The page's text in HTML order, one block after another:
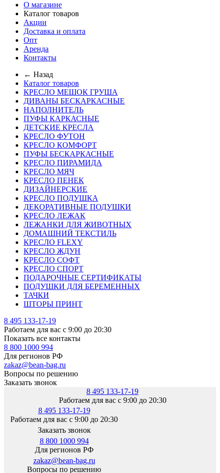
О магазине
Каталог товаров
Акции
Доставка и оплата
Опт
Аренда
Контакты
← Назад
Каталог товаров
КРЕСЛО МЕШОК ГРУША
ДИВАНЫ БЕСКАРКАСНЫЕ
НАПОЛНИТЕЛЬ
ПУФЫ КАРКАСНЫЕ
ДЕТСКИЕ КРЕСЛА
КРЕСЛО ФУТОН
КРЕСЛО КОМФОРТ
ПУФЫ БЕСКАРКАСНЫЕ
КРЕСЛО ПИРАМИДА
КРЕСЛО МЯЧ
КРЕСЛО ПЕНЕК
ДИЗАЙНЕРСКИЕ
КРЕСЛО ПОДУШКА
ДЕКОРАТИВНЫЕ ПОДУШКИ
КРЕСЛО ЛЕЖАК
ЛЕЖАНКИ ДЛЯ ЖИВОТНЫХ
ДОМАШНИЙ ТЕКСТИЛЬ
КРЕСЛО FLEXY
КРЕСЛО ЖДУН
КРЕСЛО СОФТ
КРЕСЛО СПОРТ
ПОДАРОЧНЫЕ СЕРТИФИКАТЫ
ПОДУШКИ ДЛЯ БЕРЕМЕННЫХ
ТАЧКИ
ШТОРЫ ПРИНТ
8 495 133-17-19
Работаем для вас с 9:00 до 20:30
Показать все контакты
8 800 1000 994
Для регионов РФ
zakaz@bean-bag.ru
Вопросы по решению
Заказать звонок
8 495 133-17-19
Работаем для вас с 9:00 до 20:30
8 495 133-17-19
Работаем для вас с 9:00 до 20:30
Заказать звонок
8 800 1000 994
Для регионов РФ
zakaz@bean-bag.ru
Вопросы по решению